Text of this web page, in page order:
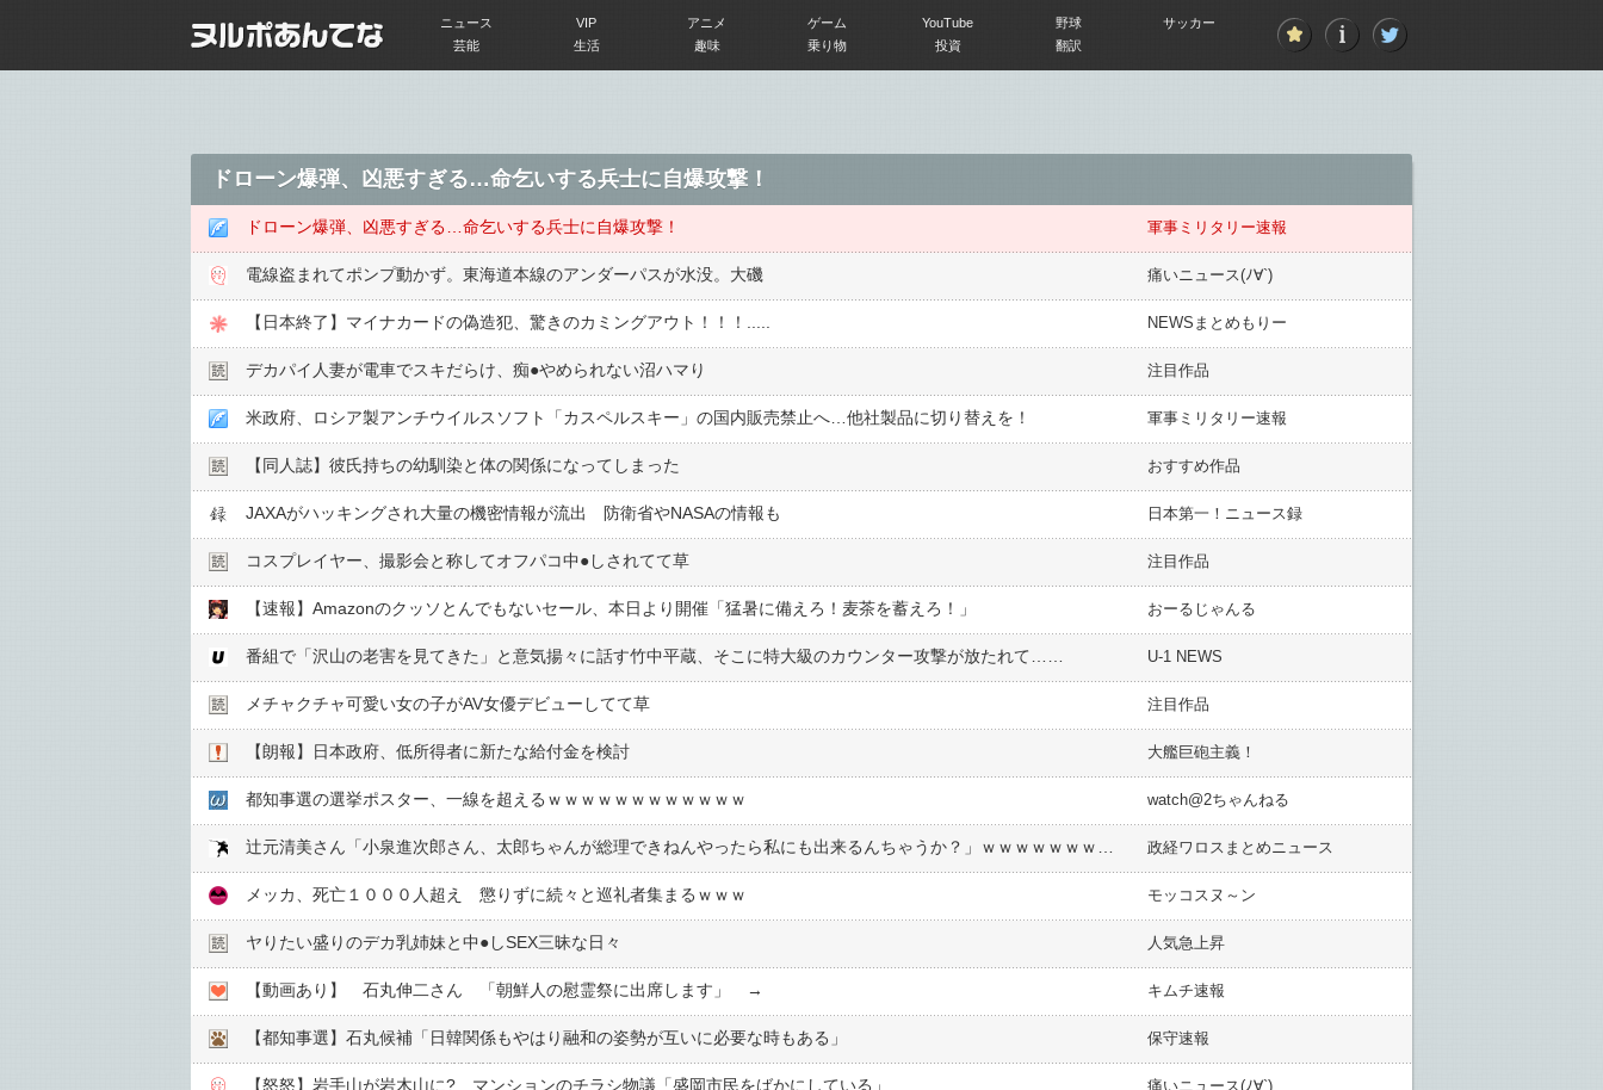
ニュース VIP アニメ ゲーム YouTube 野球
サッカー
芸能
生活 趣味 乗り物 投資 翻訳
ドローン爆弾、凶悪すぎる…命乞いする兵士に自爆攻撃！
ドローン爆弾、凶悪すぎる…命乞いする兵士に自爆攻撃！ 軍事ミリタリー速報
電線盗まれてポンプ動かず。東海道本線のアンダーパスが水没。大磯 痛いニュース(ﾉ∀`)
【日本終了】マイナカードの偽造犯、驚きのカミングアウト！！！..... NEWSまとめもりー
デカパイ人妻が電車でスキだらけ、痴●︎やめられない沼ハマり 注目作品
米政府、ロシア製アンチウイルスソフト「カスペルスキー」の国内販売禁止へ…他社製品に切り替えを！ 軍事ミリタリー速報
【同人誌】彼氏持ちの幼馴染と体の関係になってしまった おすすめ作品
JAXAがハッキングされ大量の機密情報が流出 防衛省やNASAの情報も 日本第一！ニュース録
コスプレイヤー、撮影会と称してオフパコ中●︎しされてて草 注目作品
【速報】Amazonのクッソとんでもないセール、本日より開催「猛暑に備えろ！麦茶を蓄えろ！」 おーるじゃんる
番組で「沢山の老害を見てきた」と意気揚々に話す竹中平蔵、そこに特大級のカウンター攻撃が放たれて…… U-1 NEWS
メチャクチャ可愛い女の子がAV女優デビューしてて草 注目作品
【朗報】日本政府、低所得者に新たな給付金を検討 大艦巨砲主義！
都知事選の選挙ポスター、一線を超えるｗｗｗｗｗｗｗｗｗｗｗｗ watch@2ちゃんねる
政経ワロスまとめニュース
メッカ、死亡１０００人超え 懲りずに続々と巡礼者集まるｗｗｗ モッコスヌ～ン
ヤりたい盛りのデカ乳姉妹と中●︎しSEX三昧な日々 人気急上昇
【動画あり】 石丸伸二さん 「朝鮮人の慰霊祭に出席します」 → キムチ速報
【都知事選】石丸候補「日韓関係もやはり融和の姿勢が互いに必要な時もある」 保守速報
【怒怒】岩手山が岩木山に? マンションのチラシ物議「盛岡市民をばかにしている」 痛いニュース(ﾉ∀`)